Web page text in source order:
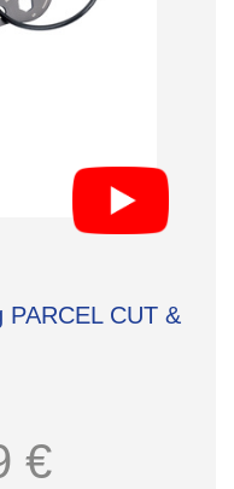
CUT &
€